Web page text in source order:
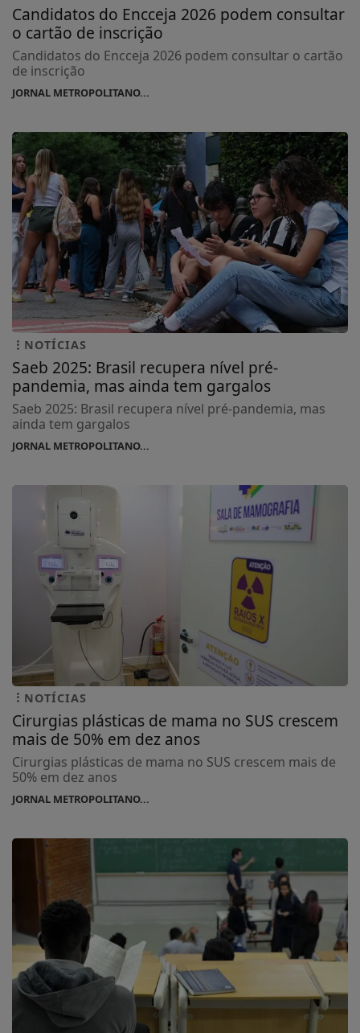
Candidatos do Encceja 2026 podem consultar
o cartão de inscrição
Candidatos do Encceja 2026 podem consultar o cartão
de inscrição
JORNAL METROPOLITANO...
NOTÍCIAS
Saeb 2025: Brasil recupera nível pré-
pandemia, mas ainda tem gargalos
Saeb 2025: Brasil recupera nível pré-pandemia, mas
ainda tem gargalos
JORNAL METROPOLITANO...
NOTÍCIAS
Cirurgias plásticas de mama no SUS crescem
mais de 50% em dez anos
Cirurgias plásticas de mama no SUS crescem mais de
50% em dez anos
JORNAL METROPOLITANO...